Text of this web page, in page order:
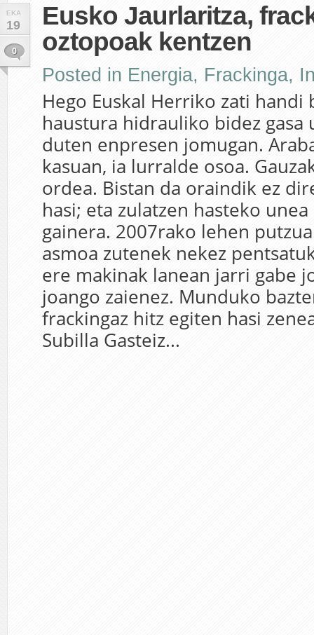
EKA
19
0
Eusko Jaurlaritza,
oztopoak kentzen
Posted in Energia, Frackinga,
Hego Euskal Herriko zati handi
haustura hidrauliko bidez gasa
duten enpresen jomugan.
kasuan, ia lurralde osoa.
ordea. Bistan da oraindik ez
hasi; eta zulatzen hasteko
gainera. 2007rako lehen
asmoa zutenek nekez
ere makinak lanean jarri gabe
joango zaienez. Munduko
frackingaz hitz egiten hasi
Subilla Gasteiz...